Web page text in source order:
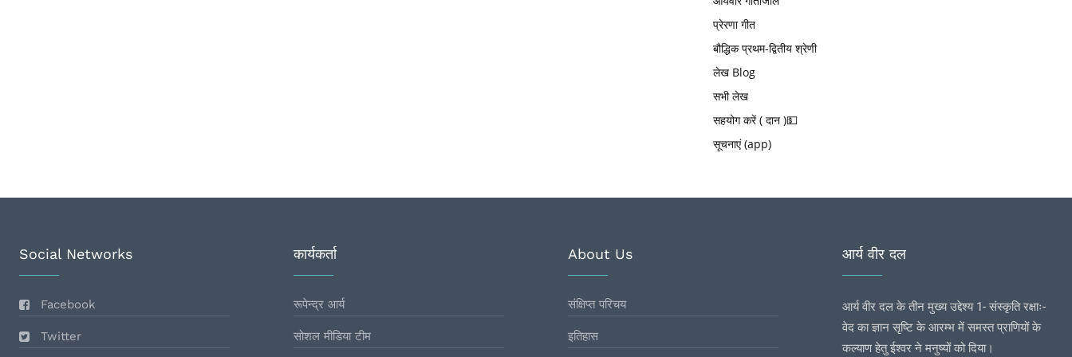
प्रेरणा गीत
बौद्धिक प्रथम-द्वितीय श्रेणी
लेख Blog
सभी लेख
सहयोग करें ( दान )💵
सूचनाएं (app)
Social Networks
Facebook
Twitter
कार्यकर्ता
रूपेन्द्र आर्य
सोशल मीडिया टीम
About Us
संक्षिप्त परिचय
इतिहास
आर्य वीर दल
आर्य वीर दल के तीन मुख्य उद्देश्य 1- संस्कृति रक्षाः-
वेद का ज्ञान सृष्टि के आरम्भ में समस्त प्राणियों के
कल्याण हेतु ईश्वर ने मनुष्यों को दिया।